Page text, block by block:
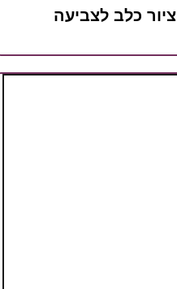
ציור כלב לצביעה